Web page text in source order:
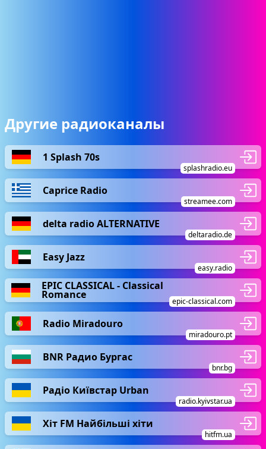
Другие радиоканалы
1 Splash 70s
splashradio.eu
Caprice Radio
streamee.com
delta radio ALTERNATIVE
deltaradio.de
Easy Jazz
easy.radio
EPIC CLASSICAL - Classical
Romance
epic-classical.com
Radio Miradouro
miradouro.pt
BNR Радио Бургас
bnr.bg
Радіо Київстар Urban
radio.kyivstar.ua
Хіт FM Найбільші хіти
hitfm.ua